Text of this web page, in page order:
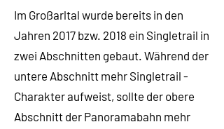
Im Großarltal wurde bereits in den
Jahren 2017 bzw. 2018 ein Singletrail in
zwei Abschnitten gebaut. Während der
untere Abschnitt mehr Singletrail -
Charakter aufweist, sollte der obere
Abschnitt der Panoramabahn mehr